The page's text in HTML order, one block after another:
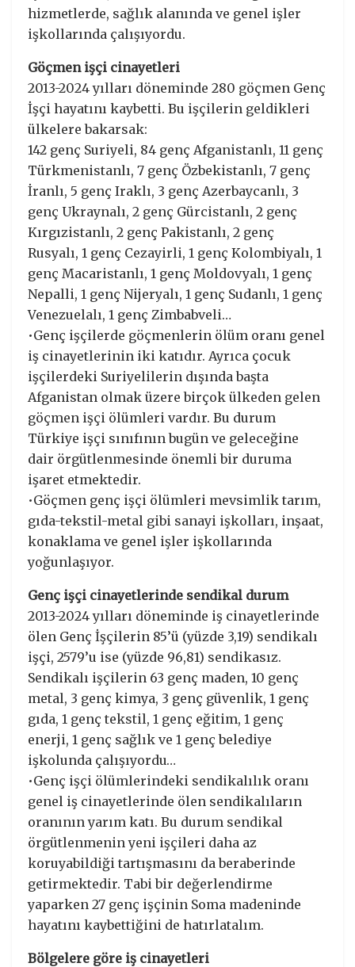
hizmetlerde, sağlık alanında ve genel işler
işkollarında çalışıyordu.
Göçmen işçi cinayetleri
2013-2024 yılları döneminde 280 göçmen Genç
İşçi hayatını kaybetti. Bu işçilerin geldikleri
ülkelere bakarsak:
142 genç Suriyeli, 84 genç Afganistanlı, 11 genç
Türkmenistanlı, 7 genç Özbekistanlı, 7 genç
İranlı, 5 genç Iraklı, 3 genç Azerbaycanlı, 3
genç Ukraynalı, 2 genç Gürcistanlı, 2 genç
Kırgızistanlı, 2 genç Pakistanlı, 2 genç
Rusyalı, 1 genç Cezayirli, 1 genç Kolombiyalı, 1
genç Macaristanlı, 1 genç Moldovyalı, 1 genç
Nepalli, 1 genç Nijeryalı, 1 genç Sudanlı, 1 genç
Venezuelalı, 1 genç Zimbabveli…
•Genç işçilerde göçmenlerin ölüm oranı genel
iş cinayetlerinin iki katıdır. Ayrıca çocuk
işçilerdeki Suriyelilerin dışında başta
Afganistan olmak üzere birçok ülkeden gelen
göçmen işçi ölümleri vardır. Bu durum
Türkiye işçi sınıfının bugün ve geleceğine
dair örgütlenmesinde önemli bir duruma
işaret etmektedir.
•Göçmen genç işçi ölümleri mevsimlik tarım,
gıda-tekstil-metal gibi sanayi işkolları, inşaat,
konaklama ve genel işler işkollarında
yoğunlaşıyor.
Genç işçi cinayetlerinde sendikal durum
2013-2024 yılları döneminde iş cinayetlerinde
ölen Genç İşçilerin 85’ü (yüzde 3,19) sendikalı
işçi, 2579’u ise (yüzde 96,81) sendikasız.
Sendikalı işçilerin 63 genç maden, 10 genç
metal, 3 genç kimya, 3 genç güvenlik, 1 genç
gıda, 1 genç tekstil, 1 genç eğitim, 1 genç
enerji, 1 genç sağlık ve 1 genç belediye
işkolunda çalışıyordu…
•Genç işçi ölümlerindeki sendikalılık oranı
genel iş cinayetlerinde ölen sendikalıların
oranının yarım katı. Bu durum sendikal
örgütlenmenin yeni işçileri daha az
koruyabildiği tartışmasını da beraberinde
getirmektedir. Tabi bir değerlendirme
yaparken 27 genç işçinin Soma madeninde
hayatını kaybettiğini de hatırlatalım.
Bölgelere göre iş cinayetleri